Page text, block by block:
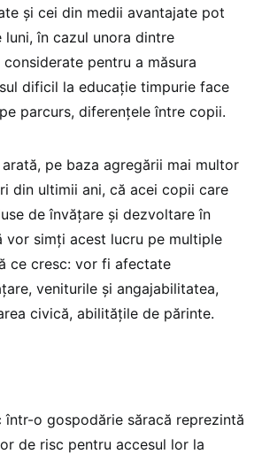
și cei din medii avantajate pot
luni, în cazul unora dintre
pentru a măsura
dificil la educație timpurie face
parcurs, diferențele între copii.
pe baza agregării mai multor
din ultimii ani, că acei copii care
de învățare și dezvoltare în
vor simți acest lucru pe multiple
ce cresc: vor fi afectate
veniturile și angajabilitatea,
civică, abilitățile de părinte.
într-o gospodărie săracă reprezintă
de risc pentru accesul lor la